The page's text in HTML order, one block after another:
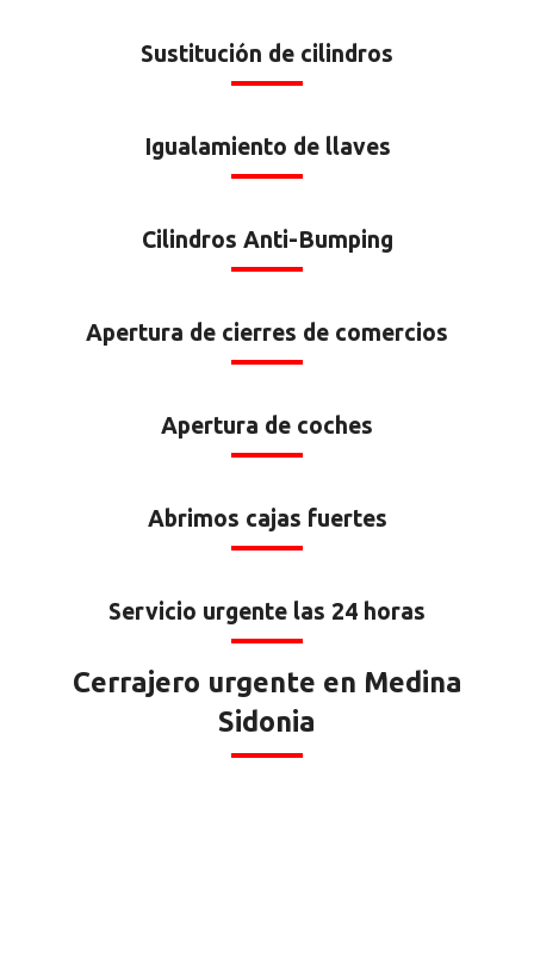
Sustitución de cilindros
Igualamiento de llaves
Cilindros Anti-Bumping
Apertura de cierres de comercios
Apertura de coches
Abrimos cajas fuertes
Servicio urgente las 24 horas
Cerrajero urgente en Medina
Sidonia